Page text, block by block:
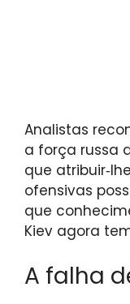
Analistas
a força russa
que
ofensivas
que
Kiev agora
A falha